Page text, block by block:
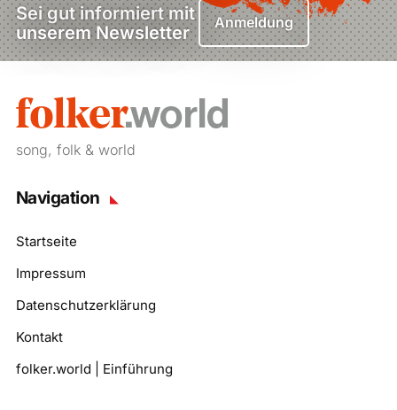
Sei gut informiert mit
unserem Newsletter
Anmeldung
song, folk & world
Navigation
Startseite
Impressum
Datenschutzerklärung
Kontakt
folker.world | Einführung